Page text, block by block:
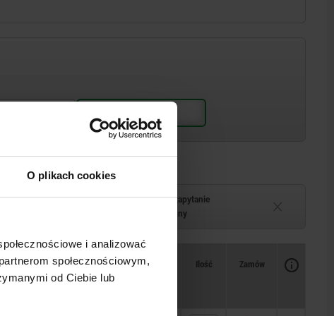
O plikach cookies
i analizować
społecznościowym,
od Ciebie lub
Termin dostawy na zapytanie
Chwilowo niedostępny
N
CAD
Dostępność
Ilość Zamów